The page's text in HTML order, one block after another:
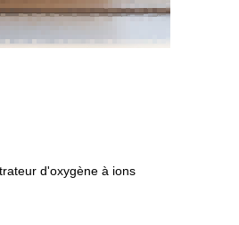
d'oxygène à ions